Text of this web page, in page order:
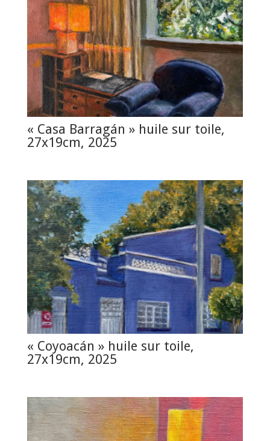
« Casa Barragán » huile sur toile,
27x19cm, 2025
« Coyoacán » huile sur toile,
27x19cm, 2025